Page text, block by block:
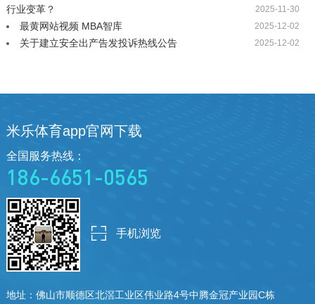
行业变革？
2025-11-30
最黄网站视频 MBA智库 2025-12-02
关于建立安全出产告发投诉热线公告 2025-12-02
米乐体育app官网下载
全国服务热线：
186-6651-0565
手机浏览
地址：佛山市顺德区北滘工业区伟业路4号中腾金冠产业园C栋